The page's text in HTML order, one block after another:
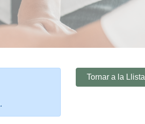
.
Tornar a la Llista